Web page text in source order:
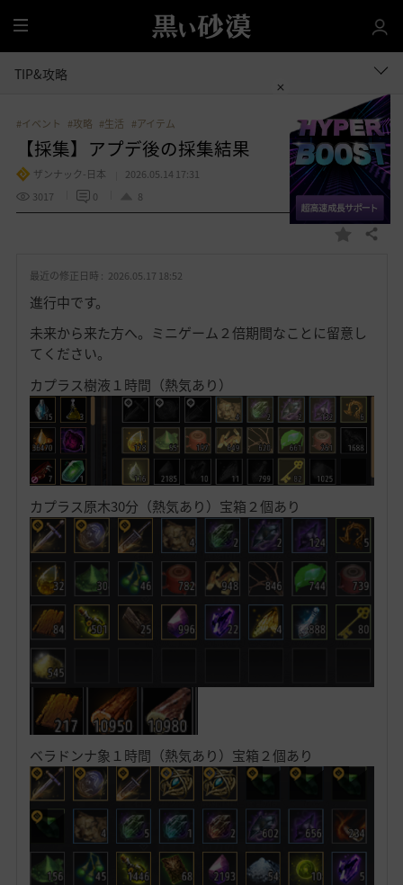
全
体
TIP&攻略
#イベント #攻略 #生活 #アイテム
【採集】アプデ後の採集結果
ザンナック-日本
2026.05.14 17:31
3017
0 8
お
り
共有する
最近の修正日時 : 2026.05.17 18:52
進行中です。
未来から来た方へ。ミニゲーム２倍期間なことに留意し
てください。
カプラス樹液１時間（熱気あり）
カプラス原木30分（熱気あり）宝箱２個あり
ベラドンナ象１時間（熱気あり）宝箱２個あり